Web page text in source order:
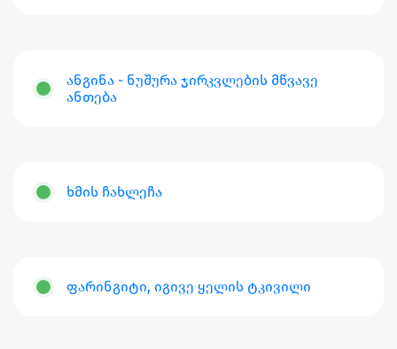
ანგინა - ნუშურა ჯირკვლების მწვავე
ანთება
ხმის ჩახლეჩა
ფარინგიტი, იგივე ყელის ტკივილი